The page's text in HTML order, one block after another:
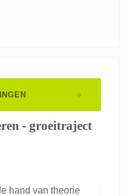
- groeitraject
hand van theorie